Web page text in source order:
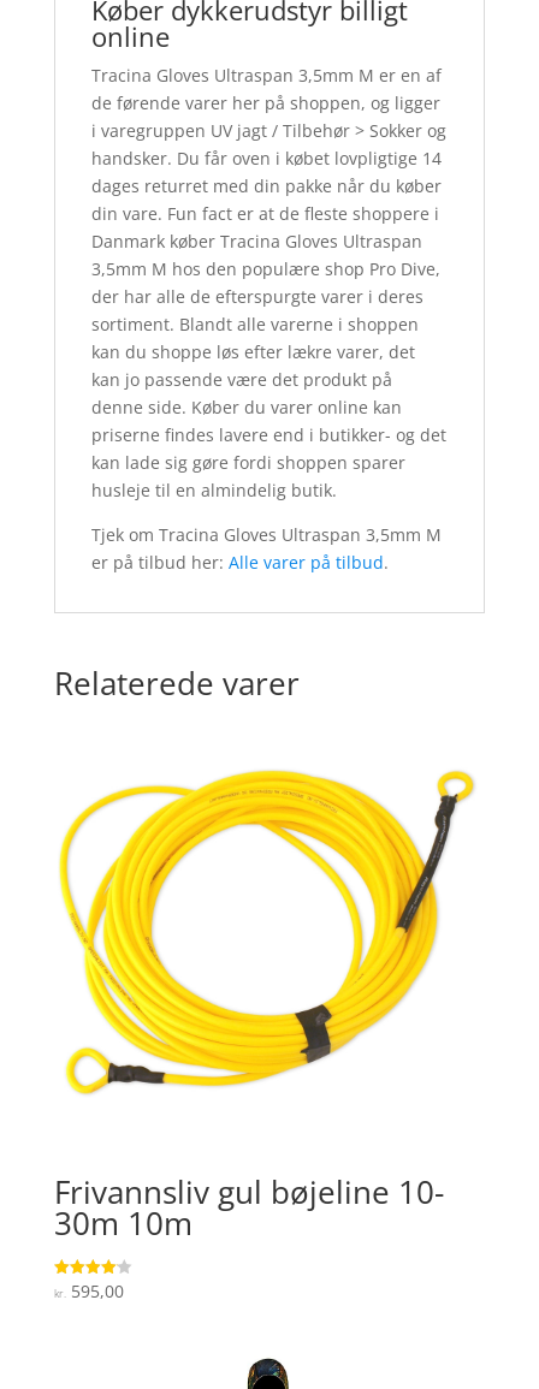
Køber dykkerudstyr billigt
online
Tracina Gloves Ultraspan 3,5mm M er en af
de førende varer her på shoppen, og ligger
i varegruppen UV jagt / Tilbehør > Sokker og
handsker. Du får oven i købet lovpligtige 14
dages returret med din pakke når du køber
din vare. Fun fact er at de fleste shoppere i
Danmark køber Tracina Gloves Ultraspan
3,5mm M hos den populære shop Pro Dive,
der har alle de efterspurgte varer i deres
sortiment. Blandt alle varerne i shoppen
kan du shoppe løs efter lækre varer, det
kan jo passende være det produkt på
denne side. Køber du varer online kan
priserne findes lavere end i butikker- og det
kan lade sig gøre fordi shoppen sparer
husleje til en almindelig butik.
Tjek om Tracina Gloves Ultraspan 3,5mm M
er på tilbud her: Alle varer på tilbud.
Relaterede varer
Frivannsliv gul bøjeline 10-
30m 10m
Vurderet
4.1
kr.595,00